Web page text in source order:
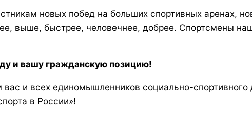
новых побед на больших спортивных аренах,
выше, быстрее, человечнее, добрее. Спортсмены
и вашу гражданскую позицию!
и всех единомышленников социально-
в России»!